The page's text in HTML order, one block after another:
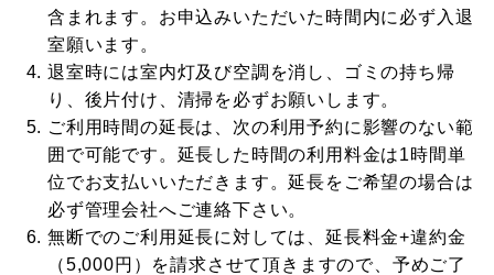
含まれます。お申込みいただいた時間内に必ず入退
室願います。
退室時には室内灯及び空調を消し、ゴミの持ち帰
り、後片付け、清掃を必ずお願いします。
ご利用時間の延長は、次の利用予約に影響のない範
囲で可能です。延長した時間の利用料金は1時間単
位でお支払いいただきます。延長をご希望の場合は
必ず管理会社へご連絡下さい。
無断でのご利用延長に対しては、延長料金+違約金
（5,000円）を請求させて頂きますので、予めご了